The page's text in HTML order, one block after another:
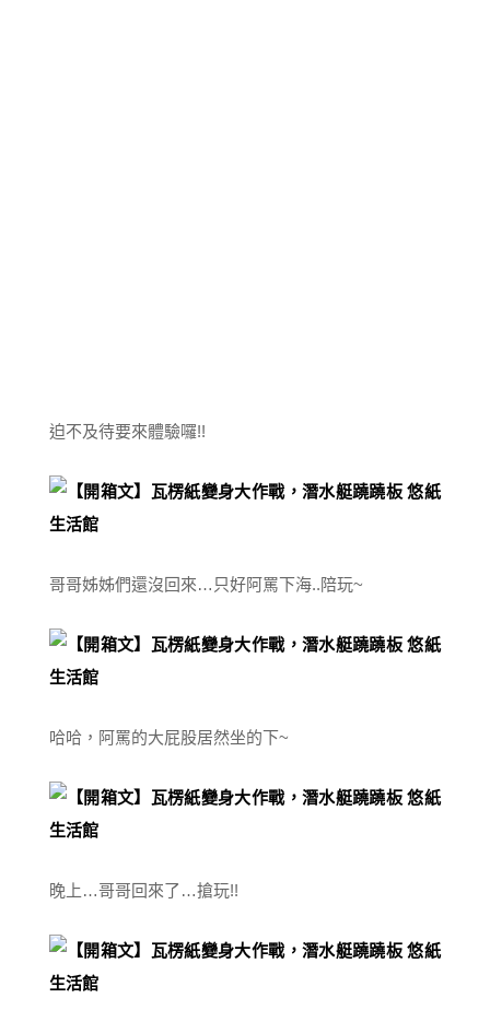
迫不及待要來體驗囉!!
哥哥姊姊們還沒回來…只好阿罵下海..陪玩~
哈哈，阿罵的大屁股居然坐的下~
晚上…哥哥回來了…搶玩!!